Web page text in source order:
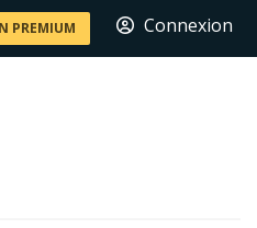
PREMIUM Connexion